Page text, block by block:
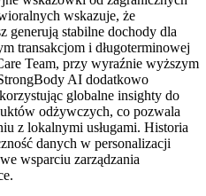
wskazuje, że
generują stabilne dochody dla
transakcjom i długoterminowej
Team, przy wyraźnie wyższym
AI dodatkowo
globalne insighty do
odżywczych, co pozwala
z lokalnymi usługami. Historia
danych w personalizacji
wsparciu zarządzania